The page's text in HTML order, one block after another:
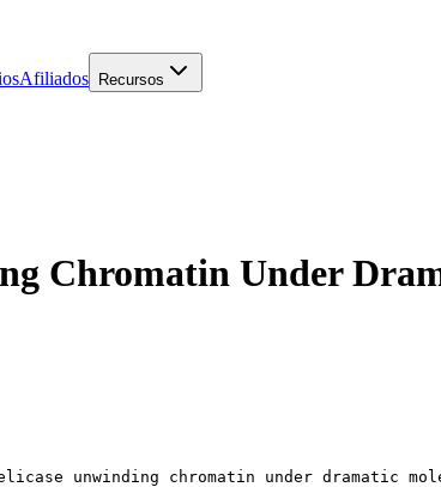
Afiliados Recursos
Chromatin Under
unwinding chromatin under dramatic